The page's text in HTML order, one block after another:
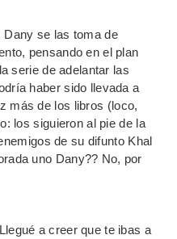
Dany se las toma de
pensando en el plan
serie de adelantar las
haber sido llevada a
más de los libros (loco,
los siguieron al pie de la
de su difunto Khal
uno Dany?? No, por
a creer que te ibas a